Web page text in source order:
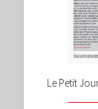
Le Petit